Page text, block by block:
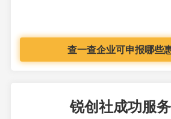
查一查企业可申报哪些
锐创社成功服